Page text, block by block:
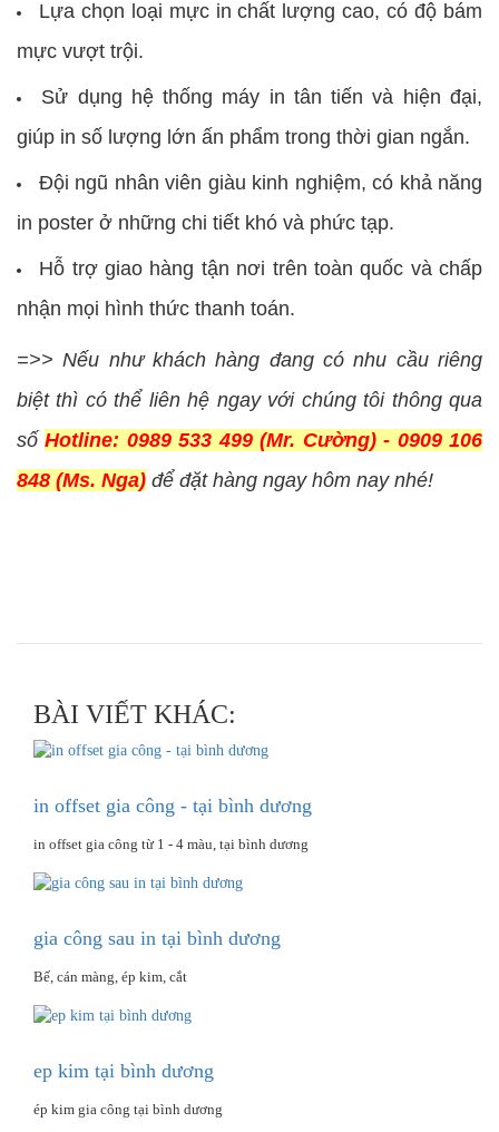
Lựa chọn loại mực in chất lượng cao, có độ bám
mực vượt trội.
Sử dụng hệ thống máy in tân tiến và hiện đại,
giúp in số lượng lớn ấn phẩm trong thời gian ngắn.
Đội ngũ nhân viên giàu kinh nghiệm, có khả năng
in poster ở những chi tiết khó và phức tạp.
Hỗ trợ giao hàng tận nơi trên toàn quốc và chấp
nhận mọi hình thức thanh toán.
=>> Nếu như khách hàng đang có nhu cầu riêng
biệt thì có thể liên hệ ngay với chúng tôi thông qua
sốHotline: 0989 533 499 (Mr. Cường) - 0909 106
848 (Ms. Nga) để đặt hàng ngay hôm nay nhé!
BÀI VIẾT KHÁC:
in offset gia công - tại bình dương
in offset gia công từ 1 - 4 màu, tại bình dương
gia công sau in tại bình dương
Bế, cán màng, ép kim, cắt
ep kim tại bình dương
ép kim gia công tại bình dương